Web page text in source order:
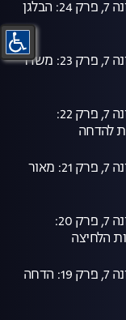
האח הגדול, עונה 7, פרק 24: הבלגן
האח הגדול, עונה 7, פרק 23: משדר
האח הגדול, עונה 7, פרק 22:
להדחה
האח הגדול, עונה 7, פרק 21: מאור
האח הגדול, עונה 7, פרק 20:
הלחיצה
האח הגדול, עונה 7, פרק 19: הדחה